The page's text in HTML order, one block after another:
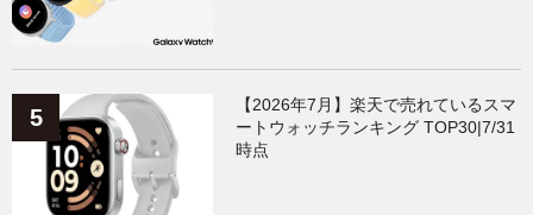
【2026年7月】楽天で売れているスマ
ートウォッチランキング TOP30|7/31
時点